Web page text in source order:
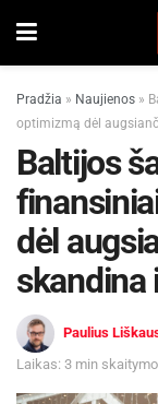
Pradžia » Naujienos »
optimizmą dėl
Baltijos
dėl
skandina
Paulius
Laikas: 3 min skaitymo